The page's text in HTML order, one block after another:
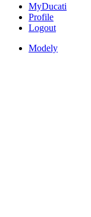
MyDucati
Profile
Logout
Modely